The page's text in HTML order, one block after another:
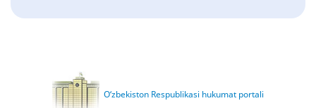
O‘zbekiston Respublikasi hukumat portali